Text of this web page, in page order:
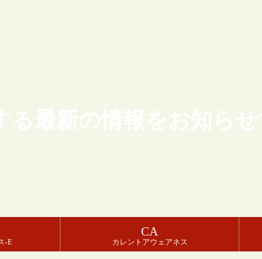
る最新の情報をお知ら
-E
CA
カレントアウェアネス